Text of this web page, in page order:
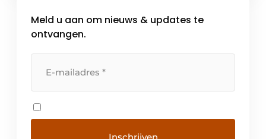
www.echorobotics.com/nl-be
Meld u aan om nieuws & updates te
ontvangen.